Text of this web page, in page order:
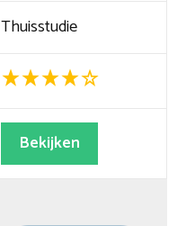
Thuisstudie
Bekijken